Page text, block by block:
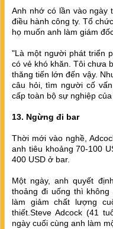
Anh nhớ có lần vào ngày
điều hành công ty. Tổ
họ muốn anh làm giám
"Là một người phát triển
có vẻ khó khăn. Tôi chưa
thăng tiến lớn đến vậy.
câu hỏi, tìm người cố
cấp toàn bộ sự nghiệp
13. Ngừng đi bar
Thời mới vào nghề,
anh tiêu khoảng 70-100
400 USD ở bar.
Một ngày, anh quyết
thoảng đi uống thì
làm giảm chất lượng
thiết.Steve Adcock (41
ngày cuối cùng anh làm